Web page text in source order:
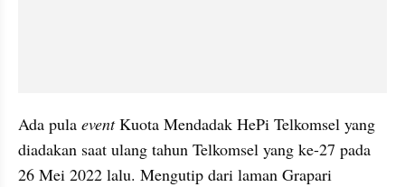
Ada pula event Kuota Mendadak HePi Telkomsel yang
diadakan saat ulang tahun Telkomsel yang ke-27 pada
26 Mei 2022 lalu. Mengutip dari laman Grapari